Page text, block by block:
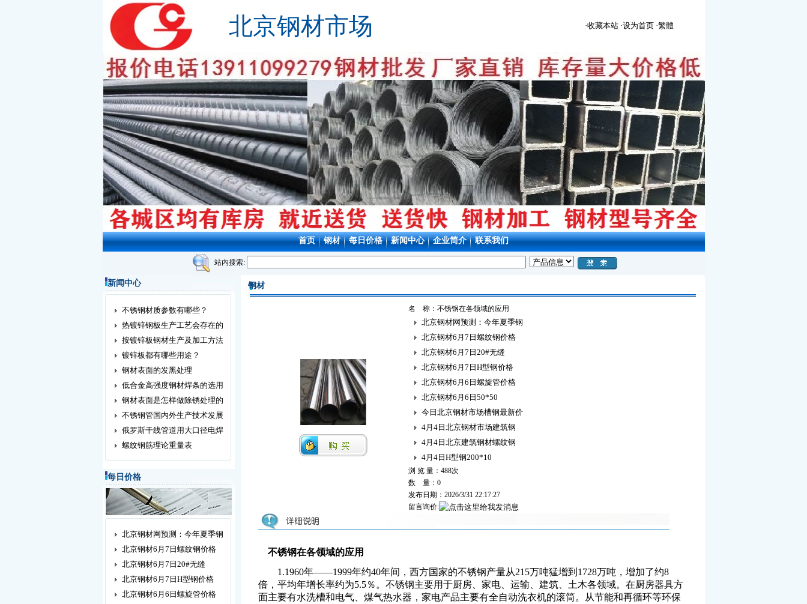
北京钢材市场 ·收藏本站 ·设为首页 ·繁體
首页 钢材 每日价格 新闻中心 企业简介 联系我们
站内搜索:
新闻中心
不锈钢材质参数有哪些？
热镀锌钢板生产工艺会存在的
按镀锌板钢材生产及加工方法
镀锌板都有哪些用途？
钢材表面的发黑处理
低合金高强度钢材焊条的选用
钢材表面是怎样做除锈处理的
不锈钢管国内外生产技术发展
俄罗斯干线管道用大口径电焊
螺纹钢筋理论重量表
每日价格
北京钢材网预测：今年夏季钢
北京钢材6月7日螺纹钢价格
北京钢材6月7日20#无缝
北京钢材6月7日H型钢价格
北京钢材6月6日螺旋管价格
钢材
名 称：不锈钢在各领域的应用
北京钢材网预测：今年夏季钢
北京钢材6月7日螺纹钢价格
北京钢材6月7日20#无缝
北京钢材6月7日H型钢价格
北京钢材6月6日螺旋管价格
北京钢材6月6日50*50
今日北京钢材市场槽钢最新价
4月4日北京钢材市场建筑钢
4月4日北京建筑钢材螺纹钢
4月4日H型钢200*10
浏 览 量： 488次
数 量：0
发布日期：2026/3/31 22:17:27
留言询价:
不锈钢在各领域的应用
1.1960年——1999年约40年间，西方国家的不锈钢产量从215万吨猛增到1728万吨，增加了约8
倍，平均年增长率约为5.5％。不锈钢主要用于厨房、家电、运输、建筑、土木各领域。在厨房器具方
面主要有水洗槽和电气、煤气热水器，家电产品主要有全自动洗衣机的滚筒。从节能和再循环等环保